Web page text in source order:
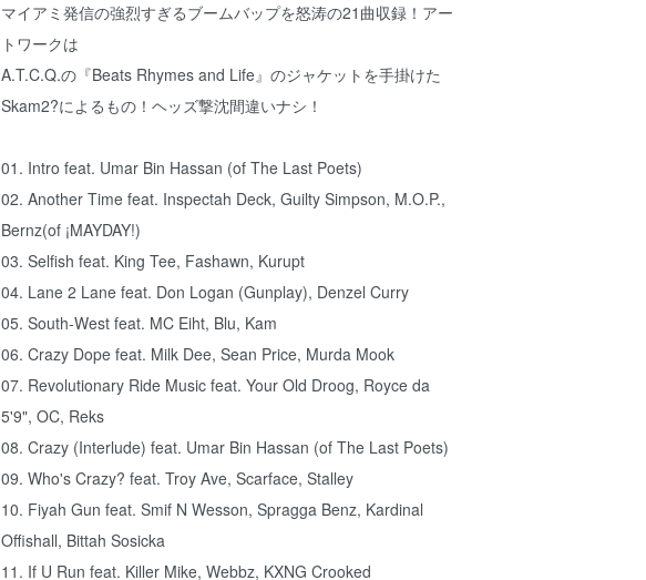
マイアミ発信の強烈すぎるブームバップを怒涛の21曲収録！アー
トワークは
A.T.C.Q.の『Beats Rhymes and Life』のジャケットを手掛けた
Skam2?によるもの！ヘッズ撃沈間違いナシ！
01. Intro feat. Umar Bin Hassan (of The Last Poets)
02. Another Time feat. Inspectah Deck, Guilty Simpson, M.O.P.,
Bernz(of ¡MAYDAY!)
03. Selfish feat. King Tee, Fashawn, Kurupt
04. Lane 2 Lane feat. Don Logan (Gunplay), Denzel Curry
05. South-West feat. MC Eiht, Blu, Kam
06. Crazy Dope feat. Milk Dee, Sean Price, Murda Mook
07. Revolutionary Ride Music feat. Your Old Droog, Royce da
5'9", OC, Reks
08. Crazy (Interlude) feat. Umar Bin Hassan (of The Last Poets)
09. Who's Crazy? feat. Troy Ave, Scarface, Stalley
10. Fiyah Gun feat. Smif N Wesson, Spragga Benz, Kardinal
Offishall, Bittah Sosicka
11. If U Run feat. Killer Mike, Webbz, KXNG Crooked